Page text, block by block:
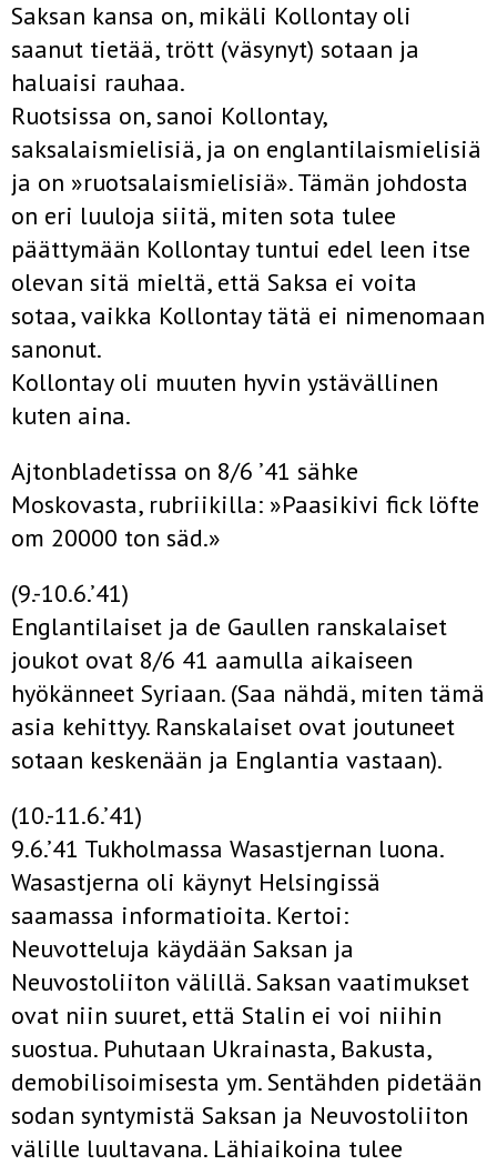
Saksan kansa on, mikäli Kollontay oli
saanut tietää, trött (väsynyt) sotaan ja
haluaisi rauhaa.
Ruotsissa on, sanoi Kollontay,
saksalaismielisiä, ja on englantilaismielisiä
ja on »ruotsalaismielisiä». Tämän johdosta
on eri luuloja siitä, miten sota tulee
päättymään Kollontay tuntui edel­ leen itse
olevan sitä mieltä, että Saksa ei voita
sotaa, vaikka Kollontay tätä ei nimenomaan
sanonut.
Kollontay oli muuten hyvin ystävällinen
kuten aina.
Ajtonbladetissa on 8/6 ’41 sähke
Moskovasta, rubriikilla: »Paasikivi fick löfte
om 20000 ton säd.»
(9.-10.6.’41)
Englantilaiset ja de Gaullen ranskalaiset
joukot ovat 8/6 41 aamulla aikaiseen
hyökänneet Syriaan. (Saa nähdä, miten tämä
asia kehittyy. Ranskalaiset ovat joutuneet
sotaan keskenään ja Englantia vastaan).
(10.-11.6.’41)
9.6.’41 Tukholmassa Wasastjernan luona.
Wasastjerna oli käynyt Helsingissä
saamassa informatioita. Kertoi:
Neuvotteluja käydään Saksan ja
Neuvostoliiton välillä. Saksan vaatimukset
ovat niin suuret, että Stalin ei voi niihin
suostua. Puhutaan Ukrainasta, Bakusta,
demobilisoimisesta ym. Sentähden pidetään
sodan syntymistä Saksan ja Neuvostoliiton
välille luultavana. Lähiaikoina tulee